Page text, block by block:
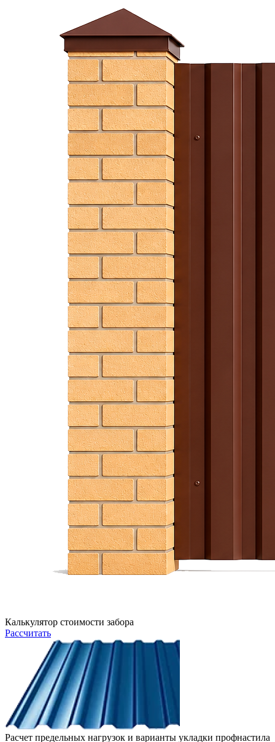
Калькулятор стоимости забора
Рассчитать
Расчет предельных нагрузок и варианты укладки профнастила